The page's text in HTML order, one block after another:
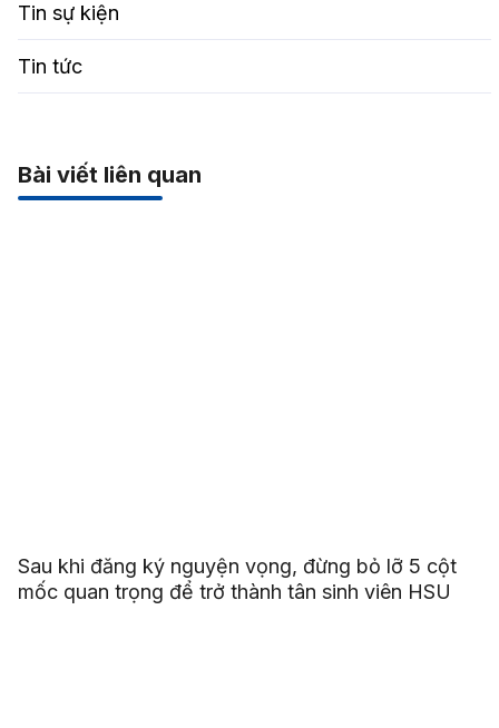
Tin sự kiện
Tin tức
Bài viết liên quan
Sau khi đăng ký nguyện vọng, đừng bỏ lỡ 5 cột
mốc quan trọng để trở thành tân sinh viên HSU